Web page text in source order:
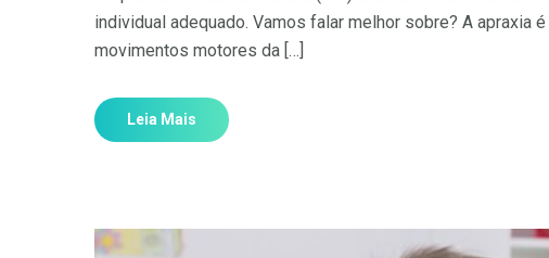
individual adequado. Vamos falar melhor sobre? A
movimentos motores da […]
Leia Mais